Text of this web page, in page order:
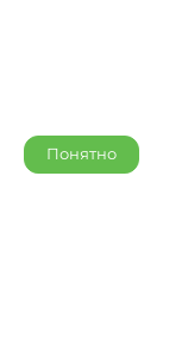
Понятно